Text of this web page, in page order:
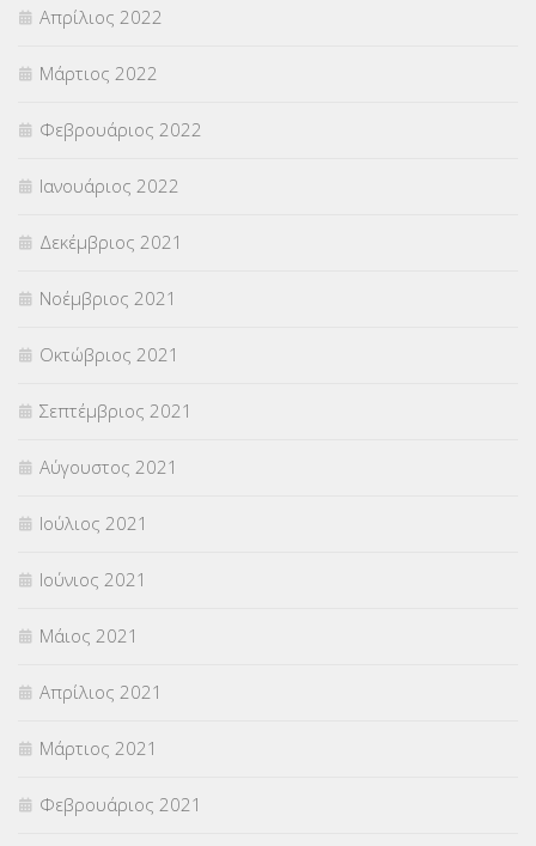
Απρίλιος 2022
Μάρτιος 2022
Φεβρουάριος 2022
Ιανουάριος 2022
Δεκέμβριος 2021
Νοέμβριος 2021
Οκτώβριος 2021
Σεπτέμβριος 2021
Αύγουστος 2021
Ιούλιος 2021
Ιούνιος 2021
Μάιος 2021
Απρίλιος 2021
Μάρτιος 2021
Φεβρουάριος 2021